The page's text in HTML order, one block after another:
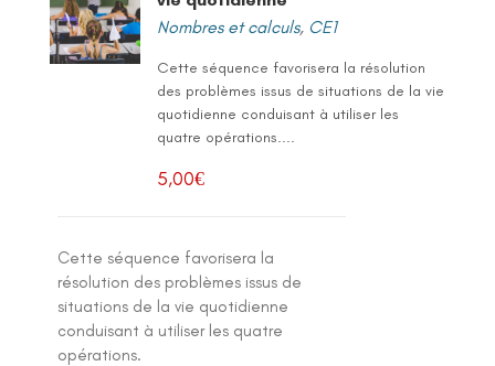
Nombres et calculs, CE1
Cette séquence favorisera la résolution
des problèmes issus de situations de la vie
quotidienne conduisant à utiliser les
quatre opérations....
5,00€
Cette séquence favorisera la
résolution des problèmes issus de
situations de la vie quotidienne
conduisant à utiliser les quatre
opérations.